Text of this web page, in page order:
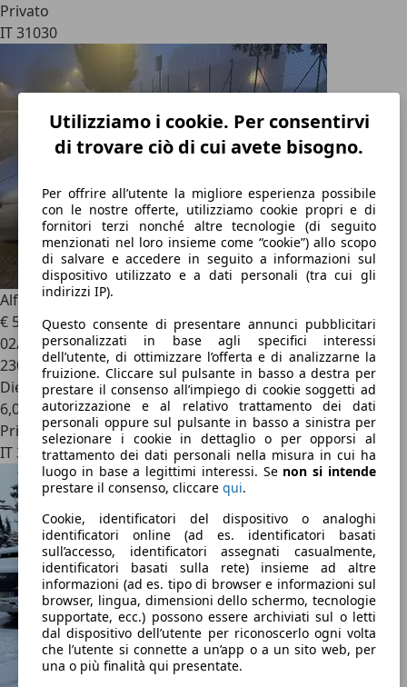
Utilizziamo i cookie. Per consentirvi
di trovare ciò di cui avete bisogno.
Per offrire all’utente la migliore esperienza possibile
con le nostre offerte, utilizziamo cookie propri e di
fornitori terzi nonché altre tecnologie (di seguito
menzionati nel loro insieme come “cookie”) allo scopo
di salvare e accedere in seguito a informazioni sul
dispositivo utilizzato e a dati personali (tra cui gli
indirizzi IP).
Questo consente di presentare annunci pubblicitari
personalizzati in base agli specifici interessi
dell’utente, di ottimizzare l’offerta e di analizzarne la
fruizione. Cliccare sul pulsante in basso a destra per
prestare il consenso all’impiego di cookie soggetti ad
autorizzazione e al relativo trattamento dei dati
personali oppure sul pulsante in basso a sinistra per
selezionare i cookie in dettaglio o per opporsi al
trattamento dei dati personali nella misura in cui ha
luogo in base a legittimi interessi. Se non si intende
prestare il consenso, cliccare qui.
Cookie, identificatori del dispositivo o analoghi
identificatori online (ad es. identificatori basati
sull’accesso, identificatori assegnati casualmente,
identificatori basati sulla rete) insieme ad altre
informazioni (ad es. tipo di browser e informazioni sul
browser, lingua, dimensioni dello schermo, tecnologie
supportate, ecc.) possono essere archiviati sul o letti
dal dispositivo dell’utente per riconoscerlo ogni volta
che l’utente si connette a un’app o a un sito web, per
una o più finalità qui presentate.
Privato
IT 31030
Alfa Romeo 156SW 1.9 jtd Business 115cv
€ 500
02/2005
230.000 km
Diesel
6,0 l/100 km (comb.)
Privato
IT 30027